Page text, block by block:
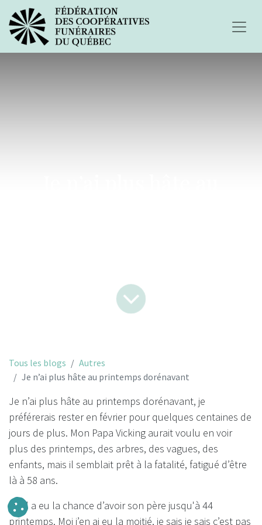
Tous les blogs
Autres
Je n’ai plus hâte au printemps dorénavant
Je n’ai plus hâte au printemps dorénavant, je
préférerais rester en février pour quelques centaines de
jours de plus. Mon Papa Vicking aurait voulu en voir
plus des printemps, des arbres, des vagues, des
enfants, mais il semblait prêt à la fatalité, fatigué d’être
là à 58 ans.
Lui il a eu la chance d’avoir son père jusqu'à 44
printemps. Moi j’en ai eu la moitié, je sais je sais c’est pas